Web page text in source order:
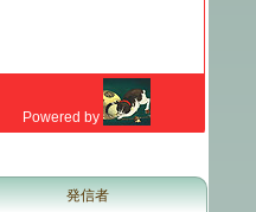
発信者